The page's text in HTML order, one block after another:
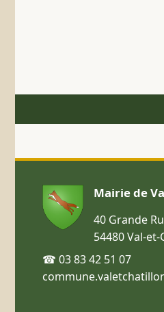
Mairie de
40 Grande
54480 Val-
☎ 03 83 42 51 07